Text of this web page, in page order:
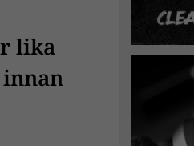
lika